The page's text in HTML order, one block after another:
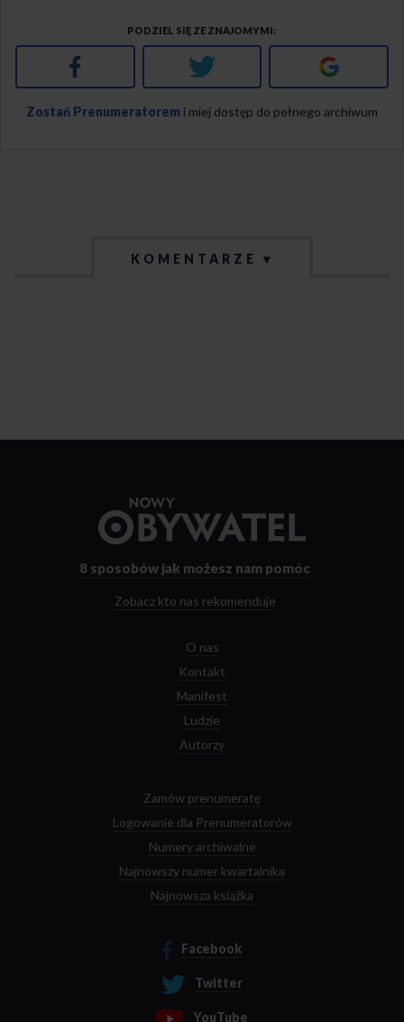
PODZIEL SIĘ ZE ZNAJOMYMI
Facebook Twitter Google+
Zostań Prenumeratorem i miej dostęp do pełnego archiwum
KOMENTARZE ▾
strony
8 sposobów jak możesz nam pomóc
Zobacz kto nas rekomenduje
O nas
Kontakt
Manifest
Ludzie
Autorzy
Zamów prenumeratę
Logowanie dla Prenumeratorów
Numery archiwalne
Najnowszy numer kwartalnika
Najnowsza książka
Facebook
Twitter
YouTube